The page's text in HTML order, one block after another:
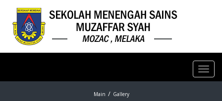
Main Gallery